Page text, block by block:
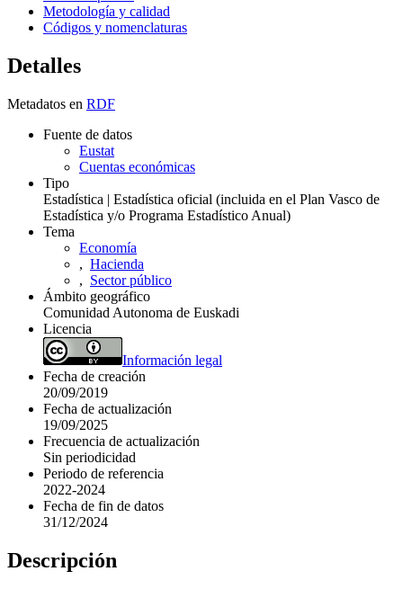
Metodología y calidad
Códigos y nomenclaturas
Detalles
Metadatos en RDF
Fuente de datos
Eustat
Cuentas económicas
Tipo
Estadística | Estadística oficial (incluida en el Plan Vasco de
Estadística y/o Programa Estadístico Anual)
Tema
Economía
, Hacienda
, Sector público
Ámbito geográfico
Comunidad Autonoma de Euskadi
Licencia
Información legal
Fecha de creación
20/09/2019
Fecha de actualización
19/09/2025
Frecuencia de actualización
Sin periodicidad
Periodo de referencia
2022-2024
Fecha de fin de datos
31/12/2024
Descripción